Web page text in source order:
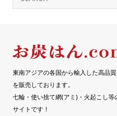
東南アジアの各国から輸入した高品
を販売しております。
七輪・使い捨て網(アミ)・火起こし
サイトです！